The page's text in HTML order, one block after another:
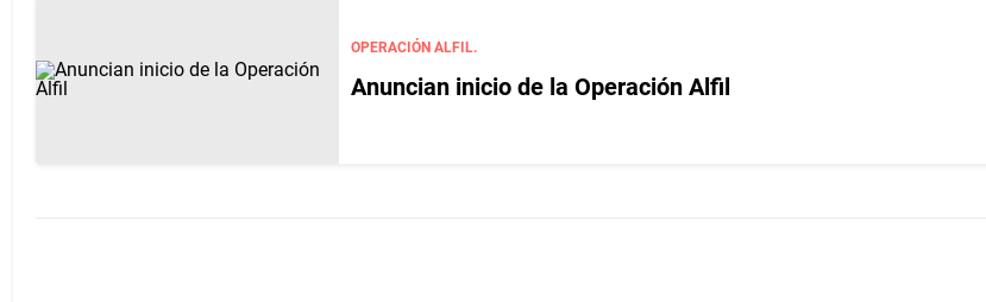
OPERACIÓN ALFIL.
Anuncian inicio de la Operación Alfil